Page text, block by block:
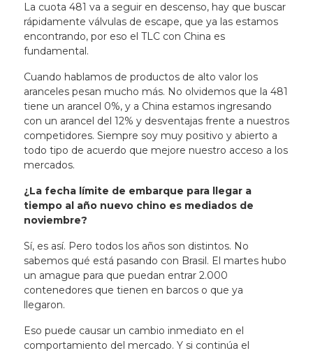
La cuota 481 va a seguir en descenso, hay que buscar
rápidamente válvulas de escape, que ya las estamos
encontrando, por eso el TLC con China es
fundamental.
Cuando hablamos de productos de alto valor los
aranceles pesan mucho más. No olvidemos que la 481
tiene un arancel 0%, y a China estamos ingresando
con un arancel del 12% y desventajas frente a nuestros
competidores. Siempre soy muy positivo y abierto a
todo tipo de acuerdo que mejore nuestro acceso a los
mercados.
¿La fecha límite de embarque para llegar a
tiempo al año nuevo chino es mediados de
noviembre?
Sí, es así. Pero todos los años son distintos. No
sabemos qué está pasando con Brasil. El martes hubo
un amague para que puedan entrar 2.000
contenedores que tienen en barcos o que ya
llegaron.
Eso puede causar un cambio inmediato en el
comportamiento del mercado. Y si continúa el